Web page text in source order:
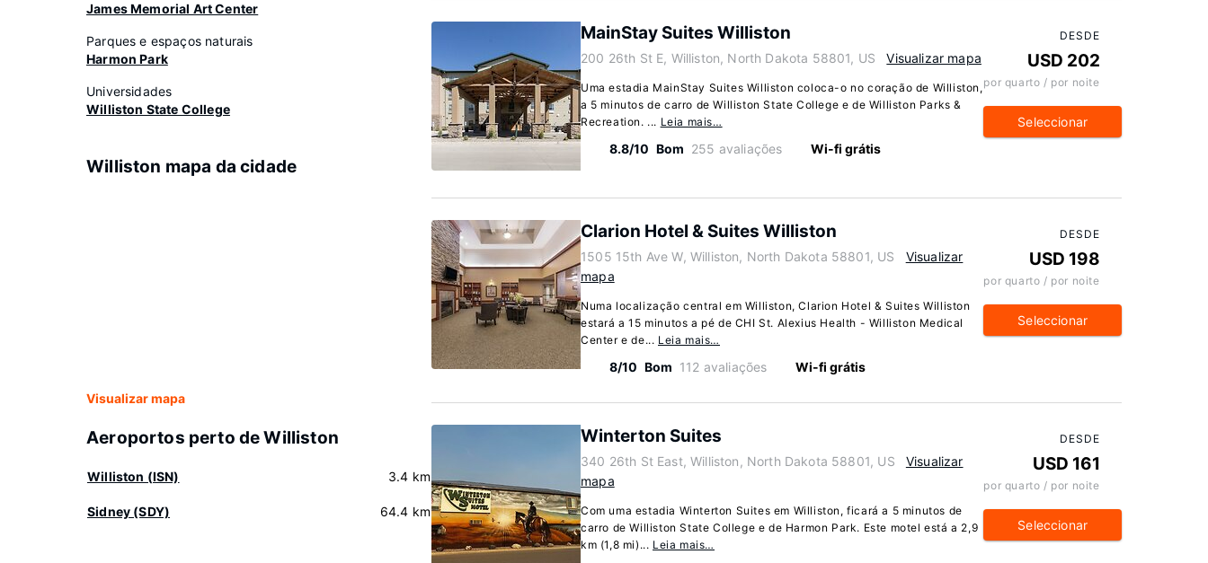
James Memorial Art Center
Parques e espaços naturais
Harmon Park
Universidades
Williston State College
Williston mapa da cidade
Visualizar mapa
Aeroportos perto de Williston
Williston (ISN) 3.4 km
Sidney (SDY) 64.4 km
MainStay Suites Williston
200 26th St E, Williston, North Dakota 58801, US Visualizar mapa
Uma estadia MainStay Suites Williston coloca-o no coração de Williston,
a 5 minutos de carro de Williston State College e de Williston Parks &
Recreation. ... Leia mais…
8.8/10 Bom 255 avaliações Wi-fi grátis
DESDE
USD 202
por quarto / por noite
Seleccionar
Clarion Hotel & Suites Williston
1505 15th Ave W, Williston, North Dakota 58801, US
Visualizar
mapa
Numa localização central em Williston, Clarion Hotel & Suites Williston
estará a 15 minutos a pé de CHI St. Alexius Health - Williston Medical
Center e de... Leia mais…
8/10 Bom 112 avaliações Wi-fi grátis
DESDE
USD 198
por quarto / por noite
Seleccionar
Winterton Suites
340 26th St East, Williston, North Dakota 58801, US
Visualizar
mapa
Com uma estadia Winterton Suites em Williston, ficará a 5 minutos de
carro de Williston State College e de Harmon Park. Este motel está a 2,9
km (1,8 mi)... Leia mais…
DESDE
USD 161
por quarto / por noite
Seleccionar